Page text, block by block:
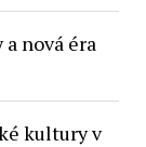
nová éra
kultury v